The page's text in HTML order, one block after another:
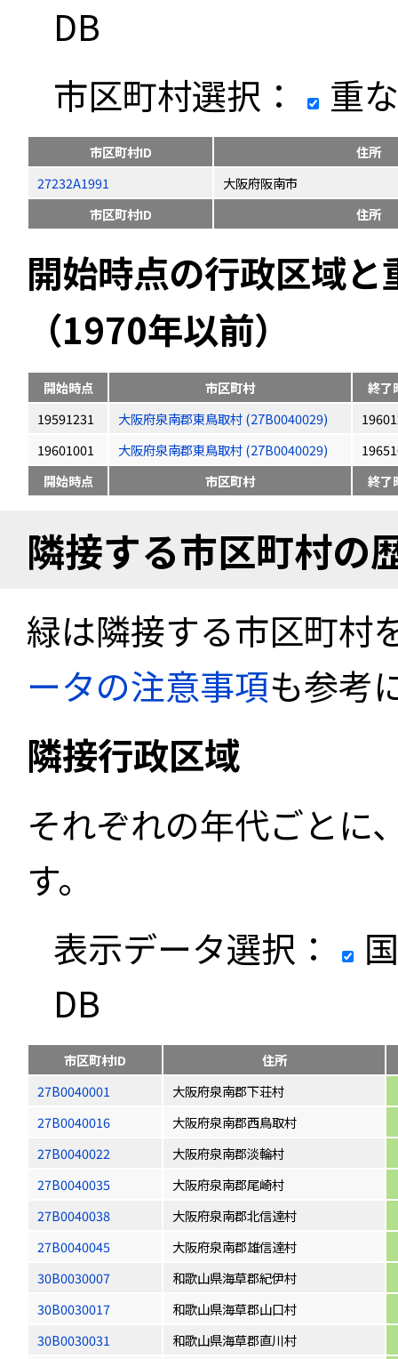
DB
市区町村選択：
重
市区町村ID
住所
27232A1991
大阪府阪南市
市区町村ID
住所
開始時点の行政区域
（1970年以前）
開始時点 市区町村
終了
19591231
大阪府泉南郡東鳥取村 (27B0040029)
19601001
大阪府泉南郡東鳥取村 (27B0040029)
開始時点
市区町村 終了
隣接する市区町村の
緑は隣接する市区町村
ータの注意事項も参考
隣接行政区域
それぞれの年代ごとに
す。
表示データ選択：
DB
市区町村ID
住所
27B0040001
大阪府泉南郡下荘村
27B0040016
大阪府泉南郡西鳥取村
27B0040022
大阪府泉南郡淡輪村
27B0040035
大阪府泉南郡尾崎村
27B0040038
大阪府泉南郡北信達村
27B0040045
大阪府泉南郡雄信達村
30B0030007
和歌山県海草郡紀伊村
30B0030017
和歌山県海草郡山口村
30B0030031
和歌山県海草郡直川村